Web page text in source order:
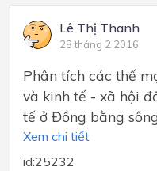
Lê Thị Thanh
28 tháng 2 2016
Phân tích các thế
và kinh tế - xã hội
tế ở Đồng bằng
Xem chi tiết
id:25232